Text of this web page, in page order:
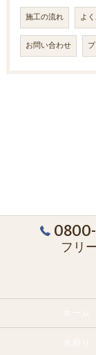
施工の流れ よ
お問い合わせ
フリ